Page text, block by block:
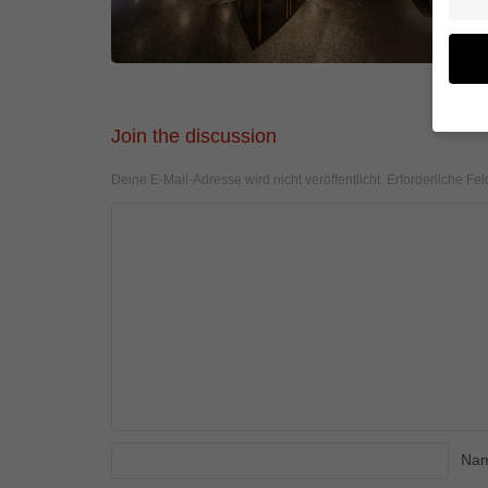
Join the discussion
Deine E-Mail-Adresse wird nicht veröffentlicht. Erforderliche